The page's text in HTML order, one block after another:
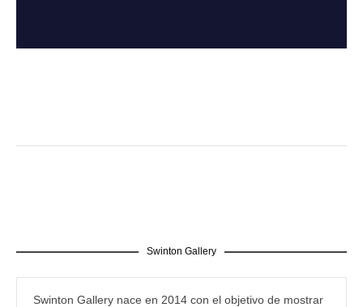
Swinton Gallery
Swinton Gallery nace en 2014 con el objetivo de mostrar